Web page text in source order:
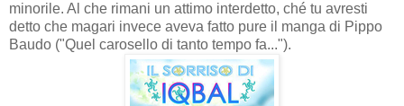
minorile. Al che rimani un attimo interdetto, ché tu avresti
detto che magari invece aveva fatto pure il manga di Pippo
Baudo ("Quel carosello di tanto tempo fa...").